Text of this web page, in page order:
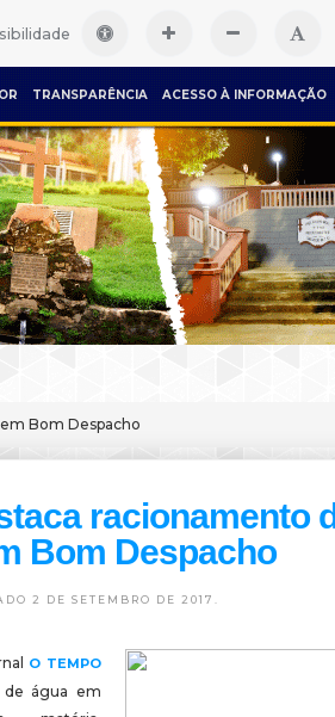
TRANSPARÊNCIA ACESSO À INFORMAÇÃO
Bom Despacho
racionamento
Bom Despacho
2 DE SETEMBRO DE 2017.
O TEMPO
de água em